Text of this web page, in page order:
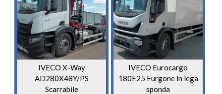
IVECO X-Way
AD280X48Y/PS
Scarrabile
IVECO Eurocargo
180E25 Furgone in lega
sponda